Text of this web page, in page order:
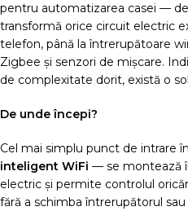
pentru automatizarea casei —
transformă orice circuit electric
telefon, până la întrerupătoare
Zigbee și senzori de mișcare.
de complexitate dorit, există o
De unde începi?
Cel mai simplu punct de intrare
inteligent WiFi — se montează
electric și permite controlul
fără a schimba întrerupătorul